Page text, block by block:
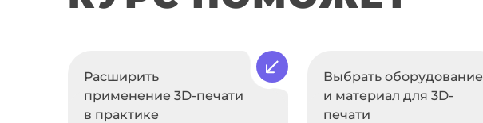
Расширить
применение 3D-печати
в практике
Выбрать оборудование
и материал для 3D-
печати